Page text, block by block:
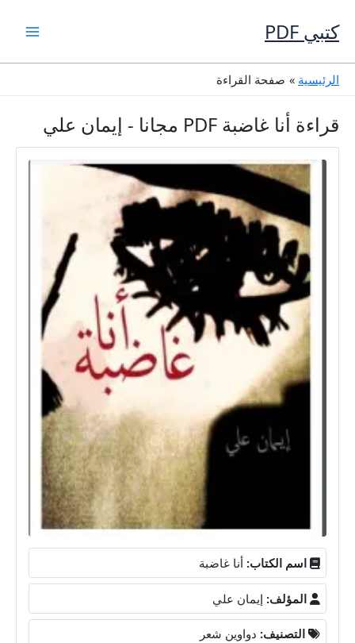
إلى
المحتوى
كتبي PDF
الرئيسية صفحة القراءة
قراءة أنا غاضبة PDF مجانا - إيمان علي
اسم الكتاب: أنا غاضبة
المؤلف: إيمان علي
التصنيف: دواوين شعر